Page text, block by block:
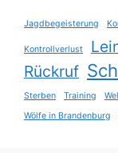
Jagdbegeisterung
Kontrollverlust
Rückruf
Sterben Training
Wölfe in Brandenburg